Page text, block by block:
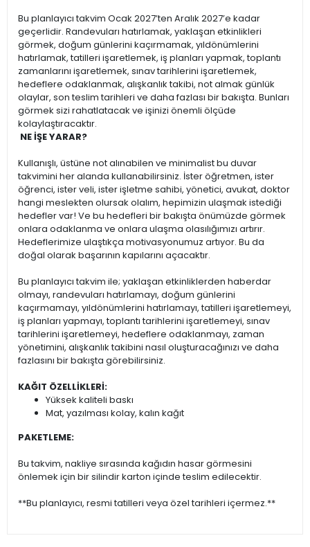
Bu planlayıcı takvim Ocak 2027’ten Aralık 2027’e kadar
geçerlidir. Randevuları hatırlamak, yaklaşan etkinlikleri
görmek, doğum günlerini kaçırmamak, yıldönümlerini
hatırlamak, tatilleri işaretlemek, iş planları yapmak, toplantı
zamanlarını işaretlemek, sınav tarihlerini işaretlemek,
hedeflere odaklanmak, alışkanlık takibi, not almak günlük
olaylar, son teslim tarihleri ve daha fazlası bir bakışta. Bunları
görmek sizi rahatlatacak ve işinizi önemli ölçüde
kolaylaştıracaktır.
NE İŞE YARAR?
Kullanışlı, üstüne not alınabilen ve minimalist bu duvar
takvimini her alanda kullanabilirsiniz. İster öğretmen, ister
öğrenci, ister veli, ister işletme sahibi, yönetici, avukat, doktor
hangi meslekten olursak olalım, hepimizin ulaşmak istediği
hedefler var! Ve bu hedefleri bir bakışta önümüzde görmek
onlara odaklanma ve onlara ulaşma olasılığımızı artırır.
Hedeflerimize ulaştıkça motivasyonumuz artıyor. Bu da
doğal olarak başarının kapılarını açacaktır.
Bu planlayıcı takvim ile; yaklaşan etkinliklerden haberdar
olmayı, randevuları hatırlamayı, doğum günlerini
kaçırmamayı, yıldönümlerini hatırlamayı, tatilleri işaretlemeyi,
iş planları yapmayı, toplantı tarihlerini işaretlemeyi, sınav
tarihlerini işaretlemeyi, hedeflere odaklanmayı, zaman
yönetimini, alışkanlık takibini nasıl oluşturacağınızı ve daha
fazlasını bir bakışta görebilirsiniz.
KAĞIT ÖZELLİKLERİ:
Yüksek kaliteli baskı
Mat, yazılması kolay, kalın kağıt
PAKETLEME:
Bu takvim, nakliye sırasında kağıdın hasar görmesini
önlemek için bir silindir karton içinde teslim edilecektir.
**Bu planlayıcı, resmi tatilleri veya özel tarihleri içermez.**